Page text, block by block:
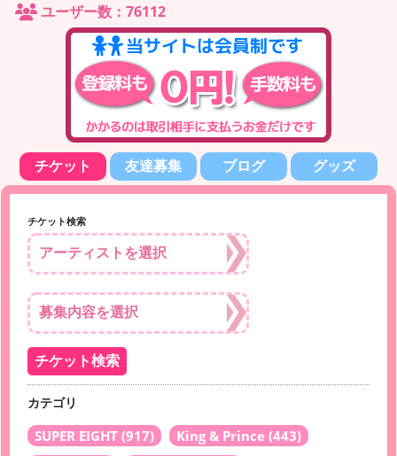
ユーザー数：76112
チケット 友達募集 ブログ グッズ
チケット検索
カテゴリ
SUPER EIGHT (917) King & Prince (443)